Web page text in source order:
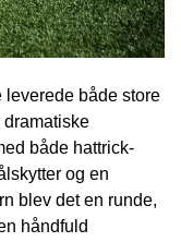
både store
dramatiske
både hattrick-
og en
blev det en runde,
håndfuld